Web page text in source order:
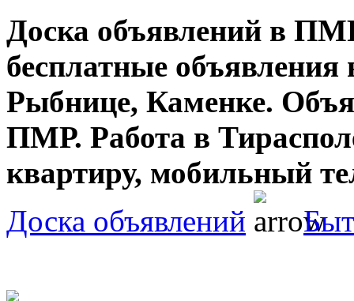
Доска объявлений в
бесплатные объявления
Рыбнице, Каменке.
ПМР. Работа в
квартиру, мобильный
Доска объявлений